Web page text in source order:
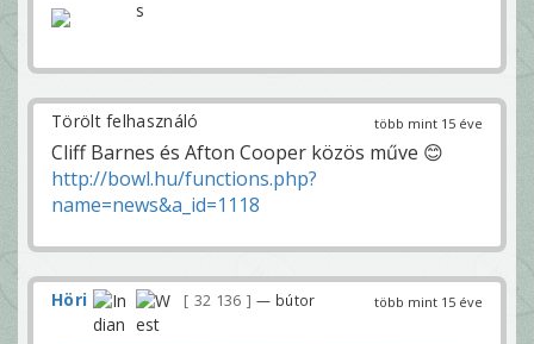
több mint 15 éve
Törölt felhasználó
Cliff Barnes és Afton Cooper közös műve 😊
http://bowl.hu/functions.php?
name=news&a_id=1118
több mint 15 éve
Höri 32 136 — bútor